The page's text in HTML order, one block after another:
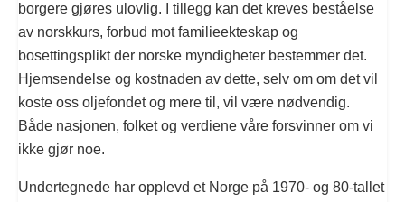
borgere gjøres ulovlig. I tillegg kan det kreves beståelse
av norskkurs, forbud mot familieekteskap og
bosettingsplikt der norske myndigheter bestemmer det.
Hjemsendelse og kostnaden av dette, selv om om det vil
koste oss oljefondet og mere til, vil være nødvendig.
Både nasjonen, folket og verdiene våre forsvinner om vi
ikke gjør noe.
Undertegnede har opplevd et Norge på 1970- og 80-tallet